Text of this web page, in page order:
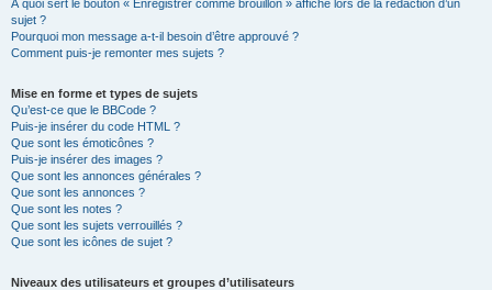
À quoi sert le bouton « Enregistrer comme brouillon » affiché lors de la rédaction d’un
sujet ?
Pourquoi mon message a-t-il besoin d’être approuvé ?
Comment puis-je remonter mes sujets ?
Mise en forme et types de sujets
Qu’est-ce que le BBCode ?
Puis-je insérer du code HTML ?
Que sont les émoticônes ?
Puis-je insérer des images ?
Que sont les annonces générales ?
Que sont les annonces ?
Que sont les notes ?
Que sont les sujets verrouillés ?
Que sont les icônes de sujet ?
Niveaux des utilisateurs et groupes d’utilisateurs